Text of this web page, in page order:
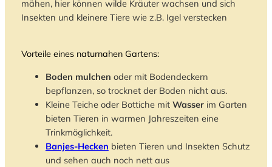
mähen, hier können wilde Kräuter wachsen und sich
Insekten und kleinere Tiere wie z.B. Igel verstecken
Vorteile eines naturnahen Gartens:
Boden mulchen oder mit Bodendeckern
bepflanzen, so trocknet der Boden nicht aus.
Kleine Teiche oder Bottiche mit Wasserim Garten
bieten Tieren in warmen Jahreszeiten eine
Trinkmöglichkeit.
Banjes-Hecken bieten Tieren und Insekten Schutz
und sehen auch noch nett aus